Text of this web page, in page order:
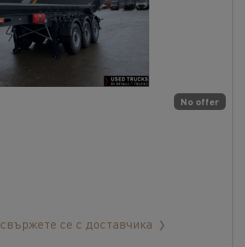
No offer
свържете се с доставчика